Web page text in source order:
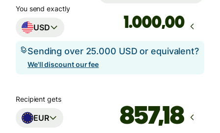
You send exactly
USD ,00
Sending over 25.000 USD or equivalent?
We'll discount our fee
Recipient gets
EUR